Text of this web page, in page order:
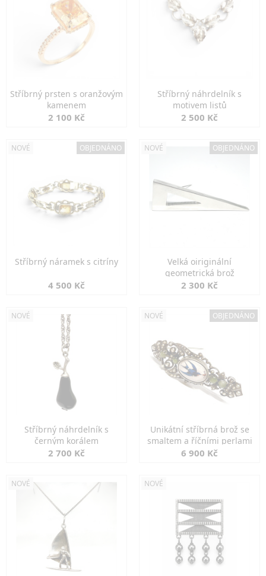
Stříbrný prsten s oranžovým
kamenem
2 100 Kč
Stříbrný náhrdelník s
motivem listů
2 500 Kč
NOVÉ OBJEDNÁNO
Stříbrný náramek s citríny
4 500 Kč
NOVÉ OBJEDNÁNO
Velká oiriginální
geometrická brož
2 300 Kč
NOVÉ
Stříbrný náhrdelník s
černým korálem
2 700 Kč
NOVÉ OBJEDNÁNO
Unikátní stříbrná brož se
smaltem a říčními perlami
6 900 Kč
NOVÉ NOVÉ